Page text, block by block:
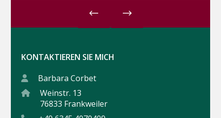
KONTAKTIEREN SIE MICH
Barbara Corbet
Weinstr. 13
76833 Frankweiler